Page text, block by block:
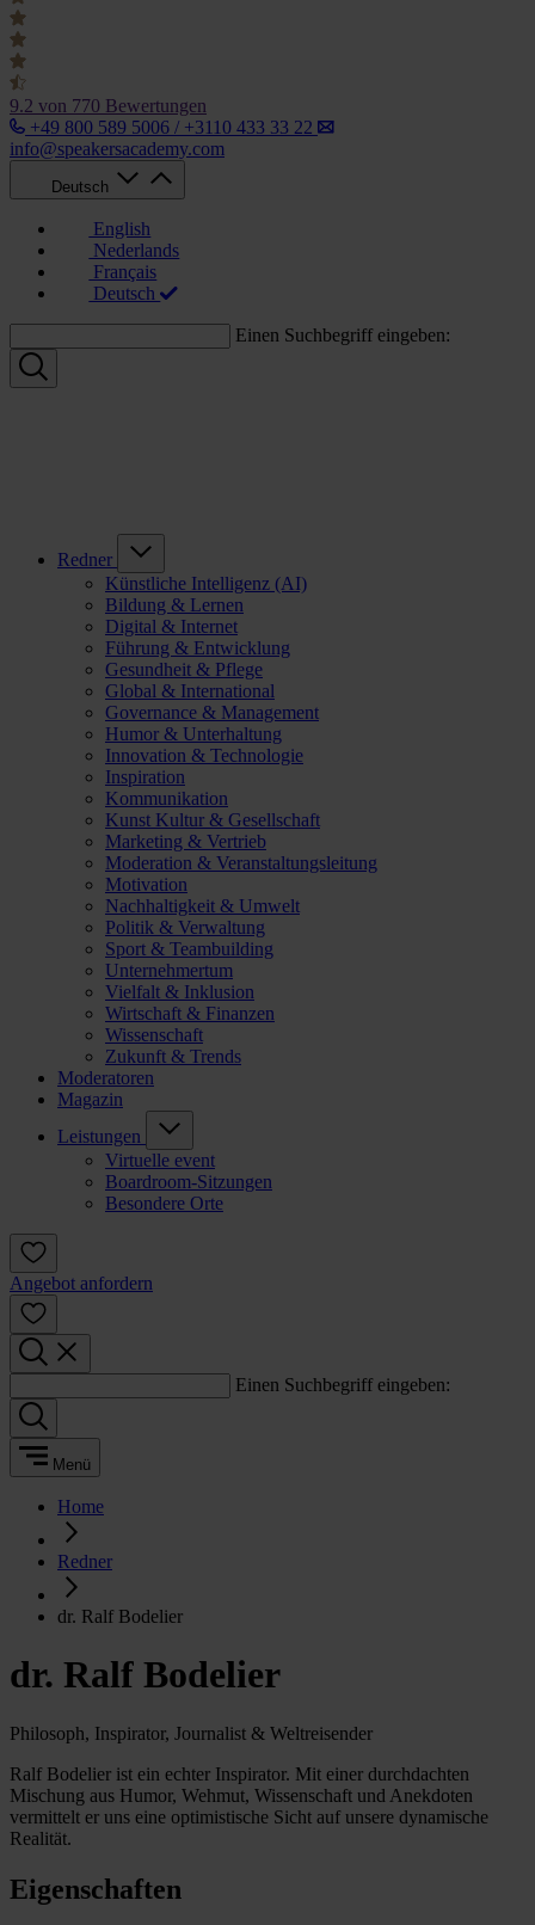
9.2 von 770 Bewertungen
+49 800 589 5006 / +3110 433 33 22
info@speakersacademy.com
Deutsch
English
Nederlands
Français
Deutsch
Einen Suchbegriff eingeben:
Redner
Künstliche Intelligenz (AI)
Bildung & Lernen
Digital & Internet
Führung & Entwicklung
Gesundheit & Pflege
Global & International
Governance & Management
Humor & Unterhaltung
Innovation & Technologie
Inspiration
Kommunikation
Kunst Kultur & Gesellschaft
Marketing & Vertrieb
Moderation & Veranstaltungsleitung
Motivation
Nachhaltigkeit & Umwelt
Politik & Verwaltung
Sport & Teambuilding
Unternehmertum
Vielfalt & Inklusion
Wirtschaft & Finanzen
Wissenschaft
Zukunft & Trends
Moderatoren
Magazin
Leistungen
Virtuelle event
Boardroom-Sitzungen
Besondere Orte
Angebot anfordern
Einen Suchbegriff eingeben:
Menü
Home
Redner
dr. Ralf Bodelier
dr. Ralf Bodelier
Philosoph, Inspirator, Journalist & Weltreisender
Ralf Bodelier ist ein echter Inspirator. Mit einer durchdachten
Mischung aus Humor, Wehmut, Wissenschaft und Anekdoten
vermittelt er uns eine optimistische Sicht auf unsere dynamische
Realität.
Eigenschaften